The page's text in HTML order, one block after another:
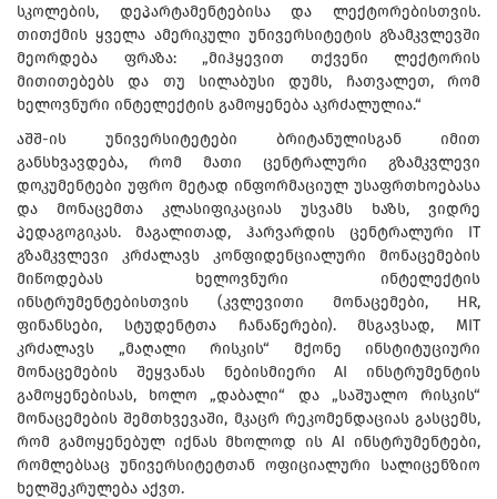
სკოლების, დეპარტამენტებისა და ლექტორებისთვის.
თითქმის ყველა ამერიკული უნივერსიტეტის გზამკვლევში
მეორდება ფრაზა: „მიჰყევით თქვენი ლექტორის
მითითებებს და თუ სილაბუსი დუმს, ჩათვალეთ, რომ
ხელოვნური ინტელექტის გამოყენება აკრძალულია.“
აშშ-ის უნივერსიტეტები ბრიტანულისგან იმით
განსხვავდება, რომ მათი ცენტრალური გზამკვლევი
დოკუმენტები უფრო მეტად ინფორმაციულ უსაფრთხოებასა
და მონაცემთა კლასიფიკაციას უსვამს ხაზს, ვიდრე
პედაგოგიკას. მაგალითად, ჰარვარდის ცენტრალური IT
გზამკვლევი კრძალავს კონფიდენციალური მონაცემების
მიწოდებას ხელოვნური ინტელექტის
ინსტრუმენტებისთვის (კვლევითი მონაცემები, HR,
ფინანსები, სტუდენტთა ჩანაწერები). მსგავსად, MIT
კრძალავს „მაღალი რისკის“ მქონე ინსტიტუციური
მონაცემების შეყვანას ნებისმიერი AI ინსტრუმენტის
გამოყენებისას, ხოლო „დაბალი“ და „საშუალო რისკის“
მონაცემების შემთხვევაში, მკაცრ რეკომენდაციას გასცემს,
რომ გამოყენებულ იქნას მხოლოდ ის AI ინსტრუმენტები,
რომლებსაც უნივერსიტეტთან ოფიციალური სალიცენზიო
ხელშეკრულება აქვთ.